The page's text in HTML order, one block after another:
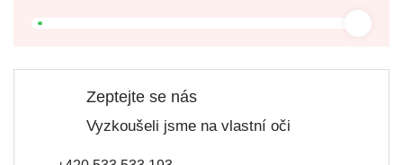
Zeptejte se nás
Vyzkoušeli jsme na vlastní oči